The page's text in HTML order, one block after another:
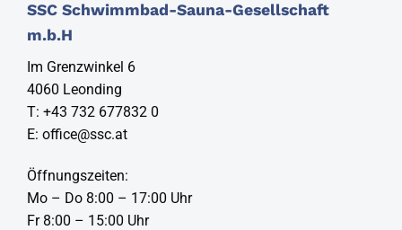
SSC Schwimmbad-Sauna-Gesellschaft
m.b.H
Im Grenzwinkel 6
4060 Leonding
T: +43 732 677832 0
E: office@ssc.at
Öffnungszeiten:
Mo – Do 8:00 – 17:00 Uhr
Fr 8:00 – 15:00 Uhr